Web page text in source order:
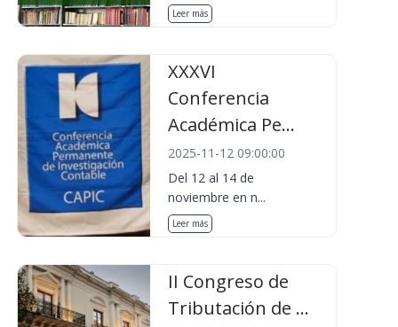
Leer más
XXXVI
Conferencia
Académica Pe...
2025-11-12 09:00:00
Del 12 al 14 de
noviembre en n...
Leer más
II Congreso de
Tributación de ...